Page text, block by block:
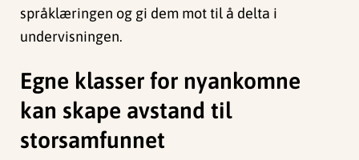
språklæringen og gi dem mot til å delta i
undervisningen.
Egne klasser for nyankomne
kan skape avstand til
storsamfunnet